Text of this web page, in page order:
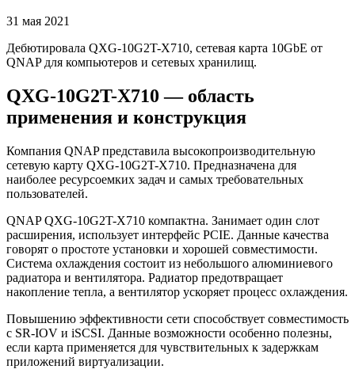
31 мая 2021
Дебютировала QXG-10G2T-X710, сетевая карта 10GbE от
QNAP для компьютеров и сетевых хранилищ.
QXG-10G2T-X710 — область
применения и конструкция
Компания QNAP представила высокопроизводительную
сетевую карту QXG-10G2T-X710. Предназначена для
наиболее ресурсоемких задач и самых требовательных
пользователей.
QNAP QXG-10G2T-X710 компактна. Занимает один слот
расширения, использует интерфейс PCIE. Данные качества
говорят о простоте установки и хорошей совместимости.
Система охлаждения состоит из небольшого алюминиевого
радиатора и вентилятора. Радиатор предотвращает
накопление тепла, а вентилятор ускоряет процесс охлаждения.
Повышению эффективности сети способствует совместимость
с SR-IOV и iSCSI. Данные возможности особенно полезны,
если карта применяется для чувствительных к задержкам
приложений виртуализации.